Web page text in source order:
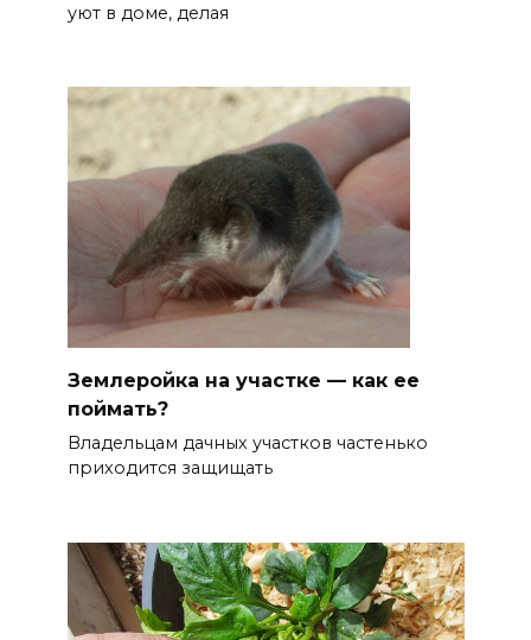
уют в доме, делая
Землеройка на участке — как ее
поймать?
Владельцам дачных участков частенько
приходится защищать